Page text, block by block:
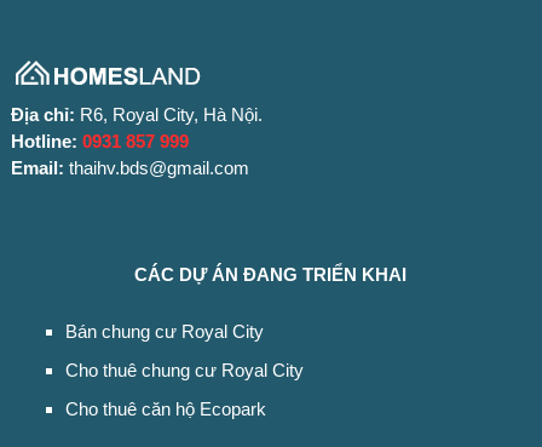
Địa chỉ: R6, Royal City, Hà Nội.
Hotline: 0931 857 999
Email: thaihv.bds@gmail.com
CÁC DỰ ÁN ĐANG TRIỂN KHAI
Bán chung cư Royal City
Cho thuê chung cư Royal City
Cho thuê căn hộ Ecopark